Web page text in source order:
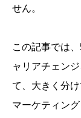
せん。
この記事では
ャリアチェン
て、大きく分
マーケティン